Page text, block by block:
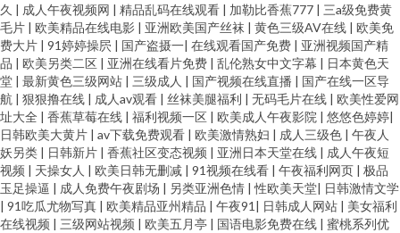
久 | 成人午夜视频网 | 精品乱码在线观看 | 加勒比香蕉777 | 三a级免费黄
毛片 | 欧美精品在线电影 | 亚洲欧美国产丝袜 | 黄色三级AV在线 | 欧美免
费大片 | 91婷婷操屄 | 国产盗摄一| 在线观看国产免费 | 亚洲视频国产精
品 | 欧美另类二区 | 亚洲在线看片免费 | 乱伦熟女中文字幕 | 日本黄色天
堂 | 最新黄色三级网站 | 三级成人 | 国产视频在线直播 | 国产在线一区导
航 | 狠狠撸在线 | 成人av观看 | 丝袜美腿福利 | 无码毛片在线 | 欧美性爱网
址大全 | 香蕉草莓在线 | 福利视频一区 | 欧美成人午夜影院 | 悠悠色婷婷|
日韩欧美大黄片 | av下载免费观看 | 欧美激情熟妇 | 成人三级色 | 午夜人
妖另类 | 日韩新片 | 香蕉社区变态视频 | 亚洲日本天堂在线 | 成人午夜短
视频 | 天操女人 | 欧美日韩无删减 | 91视频在线看 | 午夜福利网页 | 极品
玉足操逼 | 成人免费午夜剧场 | 另类亚洲色情 |性欧美天堂| 日韩激情文学
| 91吃瓜尤物写真 | 欧美精品亚州精品 | 午夜91 | 日韩成人网站 | 美女福利
在线视频 | 三级网站视频 | 欧美五月亭 | 国语电影免费在线 | 蜜桃系列优